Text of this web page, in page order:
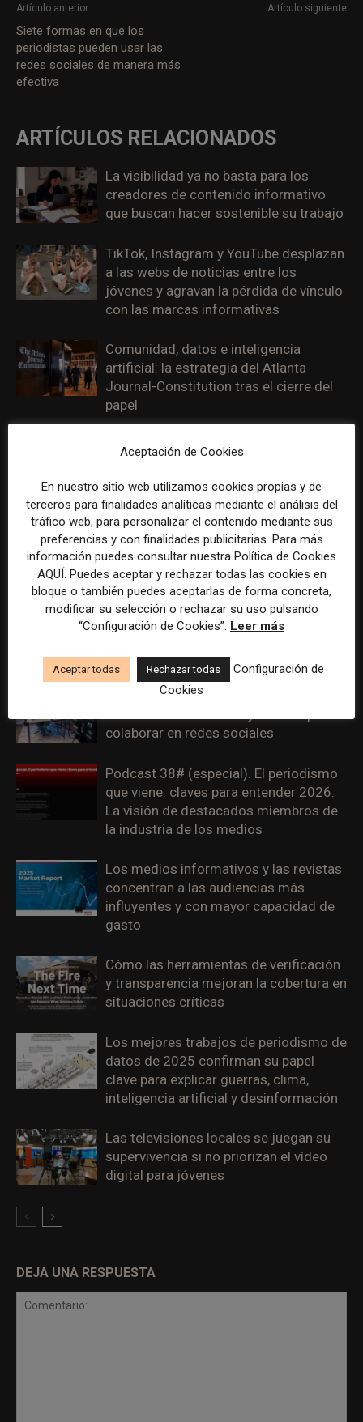
Artículo anterior
Siete formas en que los
periodistas pueden usar las
redes sociales de manera más
efectiva
Artículo siguiente
ARTÍCULOS RELACIONADOS
La visibilidad ya no basta para los
creadores de contenido informativo
que buscan hacer sostenible su trabajo
TikTok, Instagram y YouTube desplazan
a las webs de noticias entre los
jóvenes y agravan la pérdida de vínculo
con las marcas informativas
Comunidad, datos e inteligencia
artificial: la estrategia del Atlanta
Journal-Constitution tras el cierre del
papel
La sostenibilidad de los medios
depende cada vez más de su valor
diferencial
La diversificación de ingresos sostiene
a los medios pese a estar aún en
contracción, según el informe World
Press Trends de WAN-IFRA
Herramientas de IA para cartografiar
narrativas de desinformación climática
Los creadores de contenido piden a los
colaborar en redes sociales
Podcast 38# (especial). El periodismo
que viene: claves para entender 2026.
La visión de destacados miembros de
la industria de los medios
Los medios informativos y las revistas
concentran a las audiencias más
influyentes y con mayor capacidad de
gasto
Cómo las herramientas de verificación
y transparencia mejoran la cobertura en
situaciones críticas
Los mejores trabajos de periodismo de
datos de 2025 confirman su papel
clave para explicar guerras, clima,
inteligencia artificial y desinformación
Las televisiones locales se juegan su
supervivencia si no priorizan el vídeo
digital para jóvenes
DEJA UNA RESPUESTA
Aceptación de Cookies
En nuestro sitio web utilizamos cookies propias y de
terceros para finalidades analíticas mediante el análisis del
tráfico web, para personalizar el contenido mediante sus
preferencias y con finalidades publicitarias. Para más
información puedes consultar nuestra Política de Cookies
AQUÍ. Puedes aceptar y rechazar todas las cookies en
bloque o también puedes aceptarlas de forma concreta,
modificar su selección o rechazar su uso pulsando
“Configuración de Cookies”. Leer más
Aceptar todas Rechazar todas
Configuración de
Cookies